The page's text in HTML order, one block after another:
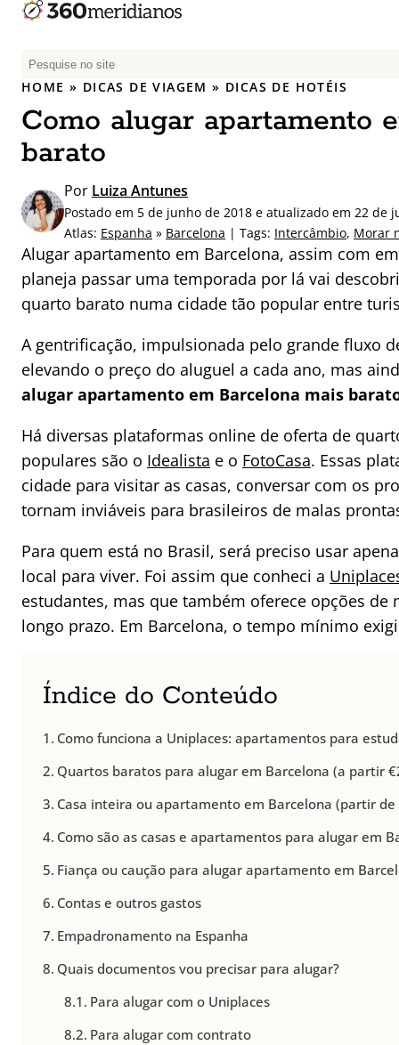
P
e
q
u
i
a
r
p
o
r
:
HOME » DICAS DE VIAGEM » DICAS DE HOTÉIS
Como alugar apartamento
barato
Por Luiza Antunes
Postado em 5 de junho de 2018 e atualizado em 22 de
Atlas: Espanha » Barcelona | Tags: Intercâmbio, Morar
Alugar apartamento em Barcelona, assim com
planeja passar uma temporada por lá vai
quarto barato numa cidade tão popular entre
A gentrificação, impulsionada pelo grande fluxo
elevando o preço do aluguel a cada ano, mas
alugar apartamento em Barcelona mais
Há diversas plataformas online de oferta de
populares são o Idealista e o FotoCasa. Essas
cidade para visitar as casas, conversar com os
tornam inviáveis para brasileiros de malas
Para quem está no Brasil, será preciso usar
local para viver. Foi assim que conheci a
estudantes, mas que também oferece opções
longo prazo. Em Barcelona, o tempo mínimo
Índice do Conteúdo
Como funciona a Uniplaces: apartamentos para
Quartos baratos para alugar em Barcelona (a partir
Casa inteira ou apartamento em Barcelona (partir de
Como são as casas e apartamentos para alugar em
Fiança ou caução para alugar apartamento em
Contas e outros gastos
Empadronamento na Espanha
Quais documentos vou precisar para alugar?
Para alugar com o Uniplaces
Para alugar com contrato